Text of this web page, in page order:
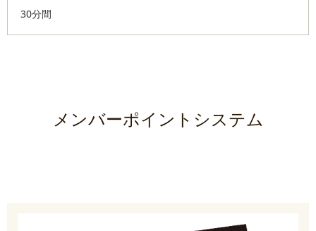
30分間
メンバーポイントシステム